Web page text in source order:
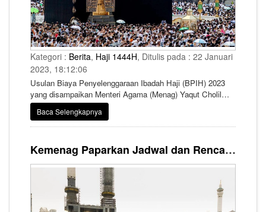
Kategori : Berita, Haji 1444H, Ditulis pada : 22 Januari
2023, 18:12:06
Usulan Biaya Penyelenggaraan Ibadah Haji (BPIH) 2023
yang disampaikan Menteri Agama (Menag) Yaqut Cholil
Qoumas kepada Komisi VIII DPR RI kini masih menjadi
perbincangan hangat di tengah masyarakat.
Baca Selengkapnya
Kemenag Paparkan Jadwal dan Rencana Perjalanan Haji 2023